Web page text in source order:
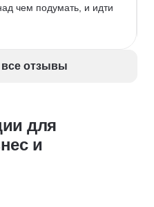
чем подумать, и идти
все отзывы
для
и